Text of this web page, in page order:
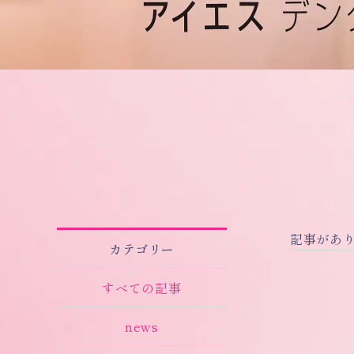
カテゴリー
すべての記事
news
記事があ